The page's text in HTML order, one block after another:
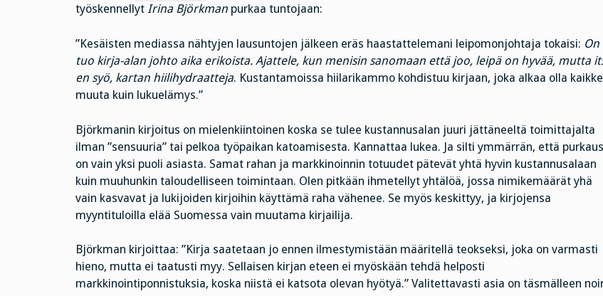
työskennellyt Irina Björkmanpurkaa tuntojaan:
”Kesäisten mediassa nähtyjen lausuntojen jälkeen eräs haastattelemani leipomonjohtaja tokaisi: On
tuo kirja-alan johto aika erikoista. Ajattele, kun menisin sanomaan että joo, leipä on hyvää, mutta
en syö, kartan hiilihydraatteja. Kustantamoissa hiilarikammo kohdistuu kirjaan, joka alkaa olla
muuta kuin lukuelämys.”
Björkmanin kirjoitus on mielenkiintoinen koska se tulee kustannusalan juuri jättäneeltä toimittajalta
ilman ”sensuuria” tai pelkoa työpaikan katoamisesta. Kannattaa lukea. Ja silti ymmärrän, että purkaus
on vain yksi puoli asiasta. Samat rahan ja markkinoinnin totuudet pätevät yhtä hyvin kustannusalaan
kuin muuhunkin taloudelliseen toimintaan. Olen pitkään ihmetellyt yhtälöä, jossa nimikemäärät yhä
vain kasvavat ja lukijoiden kirjoihin käyttämä raha vähenee. Se myös keskittyy, ja kirjojensa
myyntituloilla elää Suomessa vain muutama kirjailija.
Björkman kirjoittaa: ”Kirja saatetaan jo ennen ilmestymistään määritellä teokseksi, joka on varmasti
hieno, mutta ei taatusti myy. Sellaisen kirjan eteen ei myöskään tehdä helposti
markkinointiponnistuksia, koska niistä ei katsota olevan hyötyä.” Valitettavasti asia on täsmälleen